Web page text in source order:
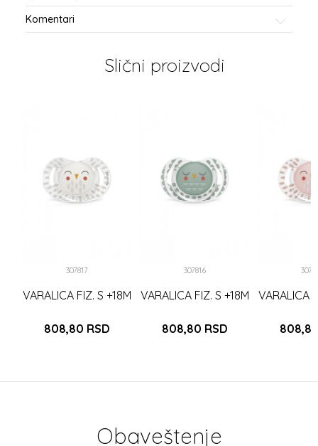
Komentari
Slični proizvodi
307817
VARALICA FIZ. S +18M
808,80 RSD
307816
VARALICA FIZ. S +18M
808,80 RSD
VARALICA
Obaveštenje